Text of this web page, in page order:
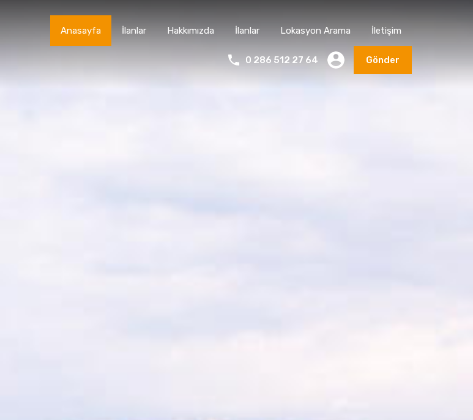
Anasayfa İlanlar Hakkımızda İlanlar Lokasyon Arama İletişim
0 286 512 27 64 Gönder